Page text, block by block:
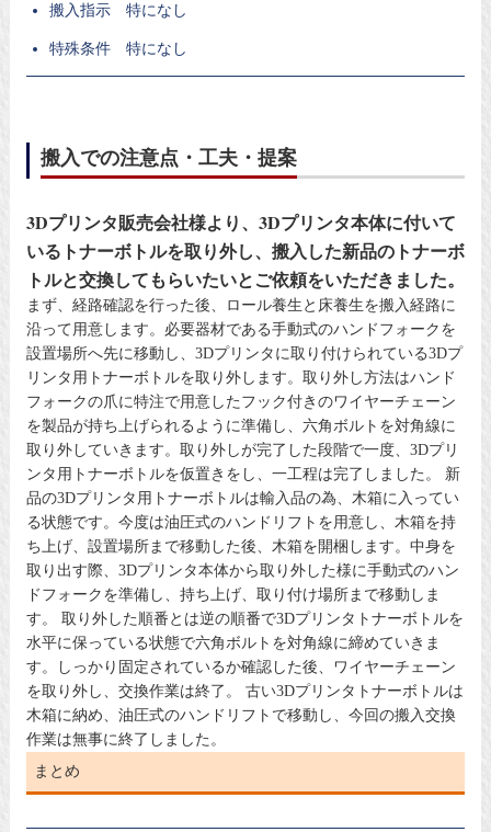
搬入指示 特になし
特殊条件 特になし
搬入での注意点・工夫・提案
3Dプリンタ販売会社様より、3Dプリンタ本体に付いて
いるトナーボトルを取り外し、搬入した新品のトナーボ
トルと交換してもらいたいとご依頼をいただきました。
まず、経路確認を行った後、ロール養生と床養生を搬入経路に
沿って用意します。必要器材である手動式のハンドフォークを
設置場所へ先に移動し、3Dプリンタに取り付けられている3Dプ
リンタ用トナーボトルを取り外します。取り外し方法はハンド
フォークの爪に特注で用意したフック付きのワイヤーチェーン
を製品が持ち上げられるように準備し、六角ボルトを対角線に
取り外していきます。取り外しが完了した段階で一度、3Dプリ
ンタ用トナーボトルを仮置きをし、一工程は完了しました。 新
品の3Dプリンタ用トナーボトルは輸入品の為、木箱に入ってい
る状態です。今度は油圧式のハンドリフトを用意し、木箱を持
ち上げ、設置場所まで移動した後、木箱を開梱します。中身を
取り出す際、3Dプリンタ本体から取り外した様に手動式のハン
ドフォークを準備し、持ち上げ、取り付け場所まで移動しま
す。 取り外した順番とは逆の順番で3Dプリンタトナーボトルを
水平に保っている状態で六角ボルトを対角線に締めていきま
す。しっかり固定されているか確認した後、ワイヤーチェーン
を取り外し、交換作業は終了。 古い3Dプリンタトナーボトルは
木箱に納め、油圧式のハンドリフトで移動し、今回の搬入交換
作業は無事に終了しました。
まとめ